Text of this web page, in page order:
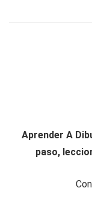
Aprender A
paso,